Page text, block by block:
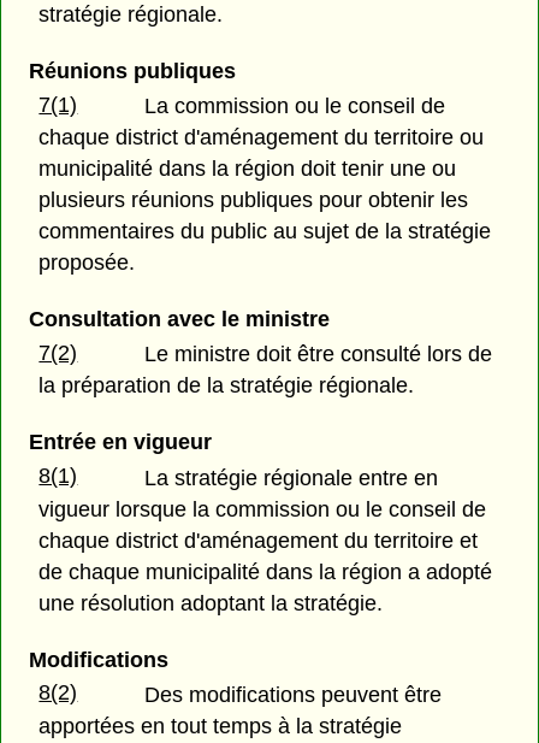
stratégie régionale.
Réunions publiques
7(1)
La commission ou le conseil de
chaque district d'aménagement du territoire ou
municipalité dans la région doit tenir une ou
plusieurs réunions publiques pour obtenir les
commentaires du public au sujet de la stratégie
proposée.
Consultation avec le ministre
7(2)
Le ministre doit être consulté lors de
la préparation de la stratégie régionale.
Entrée en vigueur
8(1)
La stratégie régionale entre en
vigueur lorsque la commission ou le conseil de
chaque district d'aménagement du territoire et
de chaque municipalité dans la région a adopté
une résolution adoptant la stratégie.
Modifications
8(2)
Des modifications peuvent être
apportées en tout temps à la stratégie